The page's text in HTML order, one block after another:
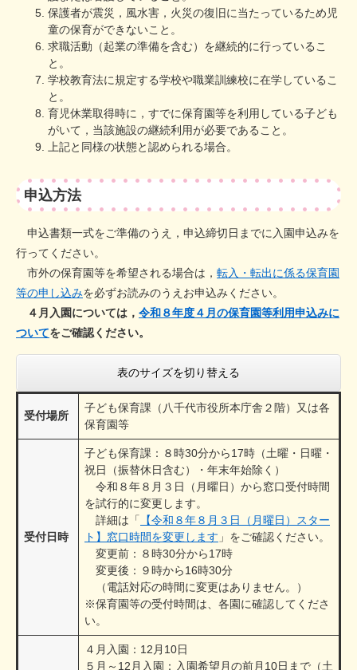
保護者が震災，風水害，火災の復旧に当たっているため児
童の保育ができないこと。
求職活動（起業の準備を含む）を継続的に行っているこ
と。
学校教育法に規定する学校や職業訓練校に在学しているこ
と。
育児休業取得時に，すでに保育園等を利用している子ども
がいて，当該施設の継続利用が必要であること。
上記と同様の状態と認められる場合。
申込方法
申込書類一式をご準備のうえ，申込締切日までに入園申込みを
行ってください。
​ 市外の保育園等を希望される場合は， 転入・転出に係る保育園
等の申し込みを必ずお読みのうえお申込みください。
４月入園については， 令和８年度４月の保育園等利用申込みに
ついてをご確認ください。
表のサイズを切り替える
受付場所
子ども保育課（八千代市役所本庁舎２階）又は各
保育園等
受付日時
子ども保育課：８時30分から17時（土曜・日曜・
祝日（振替休日含む）・年末年始除く）
令和８年８月３日（月曜日）から窓口受付時間
を試行的に変更します。
詳細は「
【令和８年８月３日（月曜日）スター
ト】窓口時間を変更します 」をご確認ください。
変更前：８時30分から17時
変更後：９時から16時30分
（電話対応の時間に変更はありません。）
※保育園等の受付時間は、各園に確認してくださ
い。
４月入園：12月10日
５月～12月入園：入園希望月の前月10日まで（土